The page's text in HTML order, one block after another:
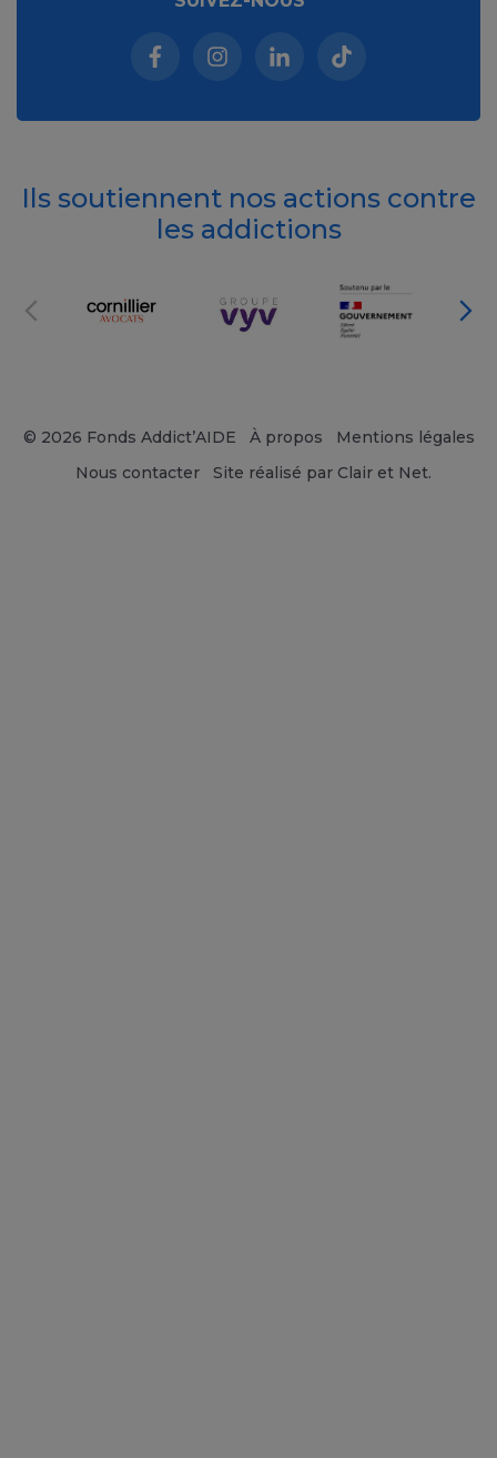
Facebook (nouvelle fenêtre)
Instagram (nouvelle fenêtre)
Linkedin (nouvelle
Tiktok (nouvelle
Ils soutiennent nos actions contre
les addictions
© 2026 Fonds Addict’AIDE À propos
Mentions légales
Nous contacter
Site réalisé par Clair et Net.